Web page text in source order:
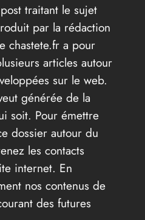
traitant le sujet
par la rédaction
chastete.fr a pour
articles autour
sur le web.
générée de la
soit. Pour émettre
dossier autour du
les contacts
internet. En
nos contenus de
des futures